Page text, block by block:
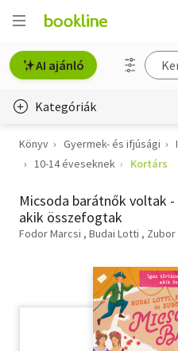
AI ajánló
Kategóriák
Életmód, egészség
Gyermek- és ifjúsági
Könyv Gyermek- és ifjúsági
10-14 éveseknek
Kortárs
Micsoda barátnők voltak
akik összefogtak
Fodor Marcsi Budai Lotti Zubor